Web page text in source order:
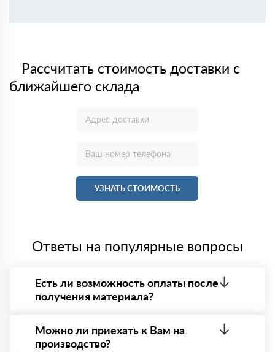
Рассчитать стоимость доставки с
ближайшего склада
УЗНАТЬ СТОИМОСТЬ
Ответы на популярные вопросы
Есть ли возможность оплаты после
получения материала?
- оплата по факту получения товара. При этом,
если доставленный товар был ненадлежащего
качества, то Вы в праве от него отказаться.
Можно ли приехать к Вам на
производство?